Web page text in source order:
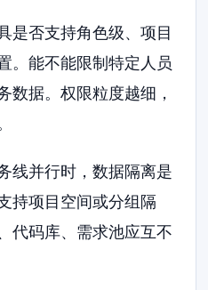
是否支持角色级、项目
。能不能限制特定人员
数据。权限粒度越细，
线并行时，数据隔离是
持项目空间或分组隔
代码库、需求池应互不